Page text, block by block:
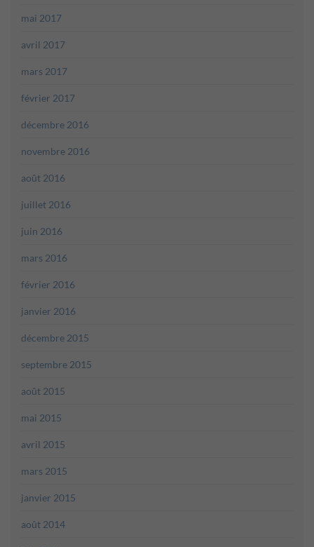
mai 2017
avril 2017
mars 2017
février 2017
décembre 2016
novembre 2016
août 2016
juillet 2016
juin 2016
mars 2016
février 2016
janvier 2016
décembre 2015
septembre 2015
août 2015
mai 2015
avril 2015
mars 2015
janvier 2015
août 2014